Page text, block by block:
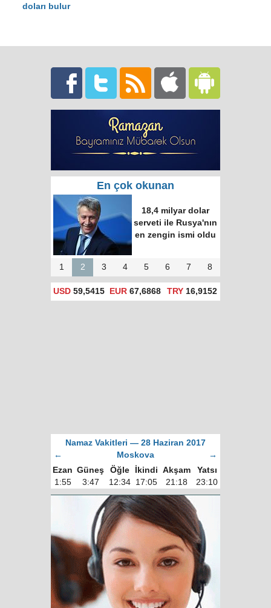
doları bulur
En çok okunan
Putin ve Erdoğan
Time dergisinin
"dünyanın en etkili
100 ismi" listesine
girdi
1 2 3 4 5 6 7 8
USD 59,5415 EUR 67,6868 TRY16,9152
Namaz Vakitleri — 28 Haziran 2017
←
Moskova
→
Ezan Güneş Öğle İkindi Akşam
Yatsı
1:55
3:47 12:34 17:05 21:18 23:10